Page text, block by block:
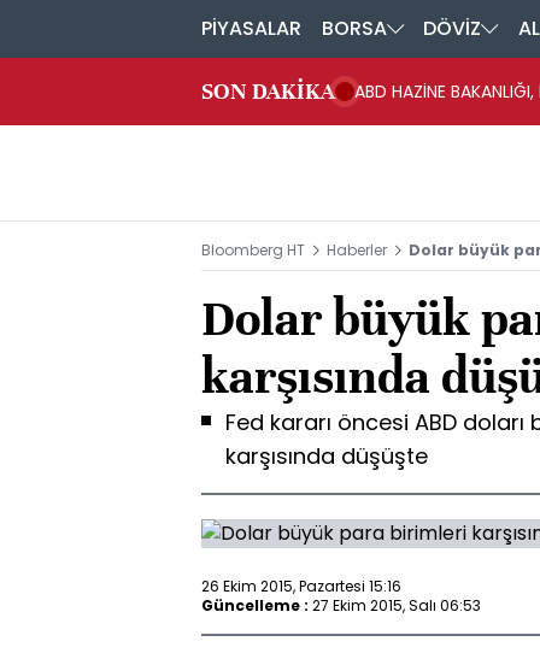
PİYASALAR BORSA DÖVİZ
SON DAKİKA ABD HAZİNE
Bloomberg HT Haberler Dolar büyük
Dolar büyük
karşısında
Fed kararı öncesi ABD
karşısında düşüşte
26 Ekim 2015, Pazartesi 15:16
Güncelleme : 27 Ekim 2015, Salı 06:53